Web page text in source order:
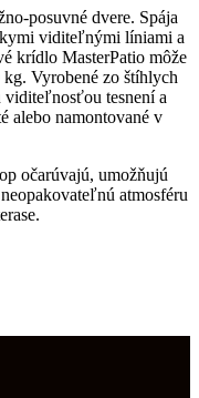
posuvné dvere. Spája
viditeľnými líniami a
krídlo MasterPatio môže
Vyrobené zo štíhlych
viditeľnosťou tesnení a
alebo namontované v
očarúvajú, umožňujú
atmosféru